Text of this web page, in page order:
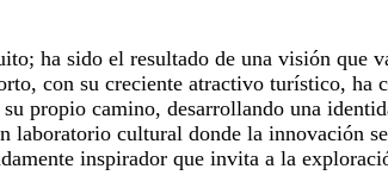
ha sido el resultado de una visión que
con su creciente atractivo turístico, ha
propio camino, desarrollando una
laboratorio cultural donde la innovación
inspirador que invita a la